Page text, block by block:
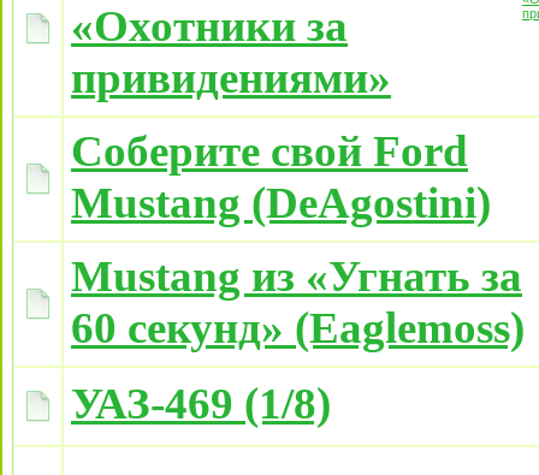
«Охотники за
привидениями»
Соберите свой Ford
Mustang (DeAgostini)
Mustang из «Угнать за
60 секунд» (Eaglemoss)
УАЗ-469 (1/8)